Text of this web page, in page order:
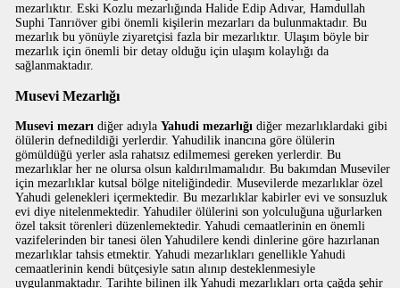
mezarlıktır. Eski Kozlu mezarlığında Halide Edip Adıvar, Hamdullah
Suphi Tanrıöver gibi önemli kişilerin mezarları da bulunmaktadır. Bu
mezarlık bu yönüyle ziyaretçisi fazla bir mezarlıktır. Ulaşım böyle bir
mezarlık için önemli bir detay olduğu için ulaşım kolaylığı da
sağlanmaktadır.
Musevi Mezarlığı
Musevi mezarı diğer adıylaYahudi mezarlığı diğer mezarlıklardaki gibi
ölülerin defnedildiği yerlerdir. Yahudilik inancına göre ölülerin
gömüldüğü yerler asla rahatsız edilmemesi gereken yerlerdir. Bu
mezarlıklar her ne olursa olsun kaldırılmamalıdır. Bu bakımdan Museviler
için mezarlıklar kutsal bölge niteliğindedir. Musevilerde mezarlıklar özel
Yahudi gelenekleri içermektedir. Bu mezarlıklar kabirler evi ve sonsuzluk
evi diye nitelenmektedir. Yahudiler ölülerini son yolculuğuna uğurlarken
özel taksit törenleri düzenlemektedir. Yahudi cemaatlerinin en önemli
vazifelerinden bir tanesi ölen Yahudilere kendi dinlerine göre hazırlanan
mezarlıklar tahsis etmektir. Yahudi mezarlıkları genellikle Yahudi
cemaatlerinin kendi bütçesiyle satın alınıp desteklenmesiyle
uygulanmaktadır. Tarihte bilinen ilk Yahudi mezarlıkları orta çağda şehir